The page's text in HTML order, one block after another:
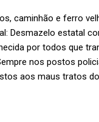
caminhão e ferro
Desmazelo estatal
por todos que
nos postos
aos maus tratos